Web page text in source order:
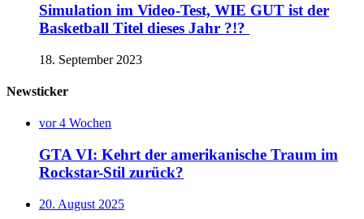
Simulation im Video-Test, WIE GUT ist der
Basketball Titel dieses Jahr ?!?
18. September 2023
Newsticker
vor 4 Wochen
GTA VI: Kehrt der amerikanische Traum im
Rockstar-Stil zurück?
20. August 2025